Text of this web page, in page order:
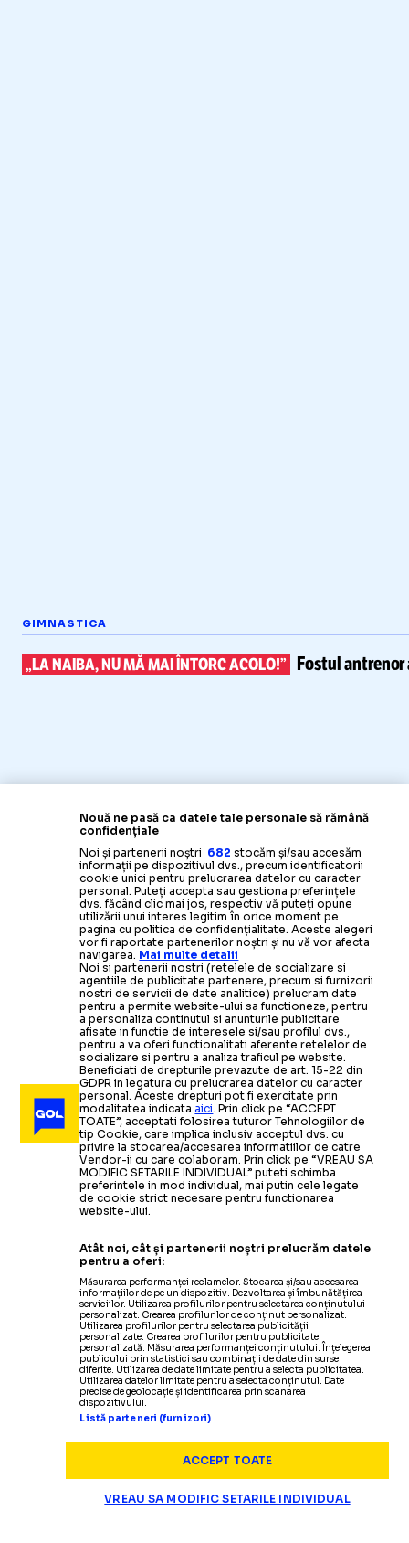
GIMNASTICA
„LA NAIBA, NU MĂ MAI ÎNTORC ACOLO!” Fostul
Nouă ne pasă ca datele tale personale să rămână
confidențiale
Noi și partenerii noștri 682 stocăm și/sau accesăm
informații pe dispozitivul dvs., precum identificatorii
cookie unici pentru prelucrarea datelor cu caracter
personal. Puteți accepta sau gestiona preferințele
dvs. făcând clic mai jos, respectiv vă puteți opune
utilizării unui interes legitim în orice moment pe
pagina cu politica de confidențialitate. Aceste alegeri
vor fi raportate partenerilor noștri și nu vă vor afecta
navigarea. Mai multe detalii
Noi si partenerii nostri (retelele de socializare si
agentiile de publicitate partenere, precum si furnizorii
nostri de servicii de date analitice) prelucram date
pentru a permite website-ului sa functioneze, pentru
a personaliza continutul si anunturile publicitare
afisate in functie de interesele si/sau profilul dvs.,
pentru a va oferi functionalitati aferente retelelor de
socializare si pentru a analiza traficul pe website.
Beneficiati de drepturile prevazute de art. 15-22 din
GDPR in legatura cu prelucrarea datelor cu caracter
personal. Aceste drepturi pot fi exercitate prin
modalitatea indicataaici. Prin click pe “ACCEPT
TOATE”, acceptati folosirea tuturor Tehnologiilor de
tip Cookie, care implica inclusiv acceptul dvs. cu
privire la stocarea/accesarea informatiilor de catre
Vendor-ii cu care colaboram. Prin click pe “VREAU SA
MODIFIC SETARILE INDIVIDUAL” puteti schimba
preferintele in mod individual, mai putin cele legate
de cookie strict necesare pentru functionarea
website-ului.
Atât noi, cât și partenerii noștri prelucrăm datele
pentru a oferi:
Măsurarea performanței reclamelor. Stocarea și/sau accesarea
informațiilor de pe un dispozitiv. Dezvoltarea și îmbunătățirea
serviciilor. Utilizarea profilurilor pentru selectarea conținutului
personalizat. Crearea profilurilor de conținut personalizat.
Utilizarea profilurilor pentru selectarea publicității
personalizate. Crearea profilurilor pentru publicitate
personalizată. Măsurarea performanței conținutului. Înțelegerea
publicului prin statistici sau combinații de date din surse
diferite. Utilizarea de date limitate pentru a selecta publicitatea.
Utilizarea datelor limitate pentru a selecta conținutul. Date
precise de geolocație și identificarea prin scanarea
dispozitivului.
Listă parteneri (furnizori)
ACCEPT TOATE
VREAU SA MODIFIC SETARILE INDIVIDUAL